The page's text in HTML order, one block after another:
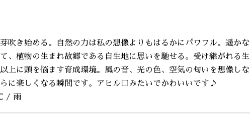
吹き始める。自然の力は私の想像よりもはるかにパワフル。遥かな
、植物の生まれ故郷である自生地に思いを馳せる。受け継がれる生
上に頭を悩ます育成環境。風の音、光の色、空気の匂いを想像しな
に楽しくなる瞬間です。アヒル口みたいでかわいいです♪
/ 雨